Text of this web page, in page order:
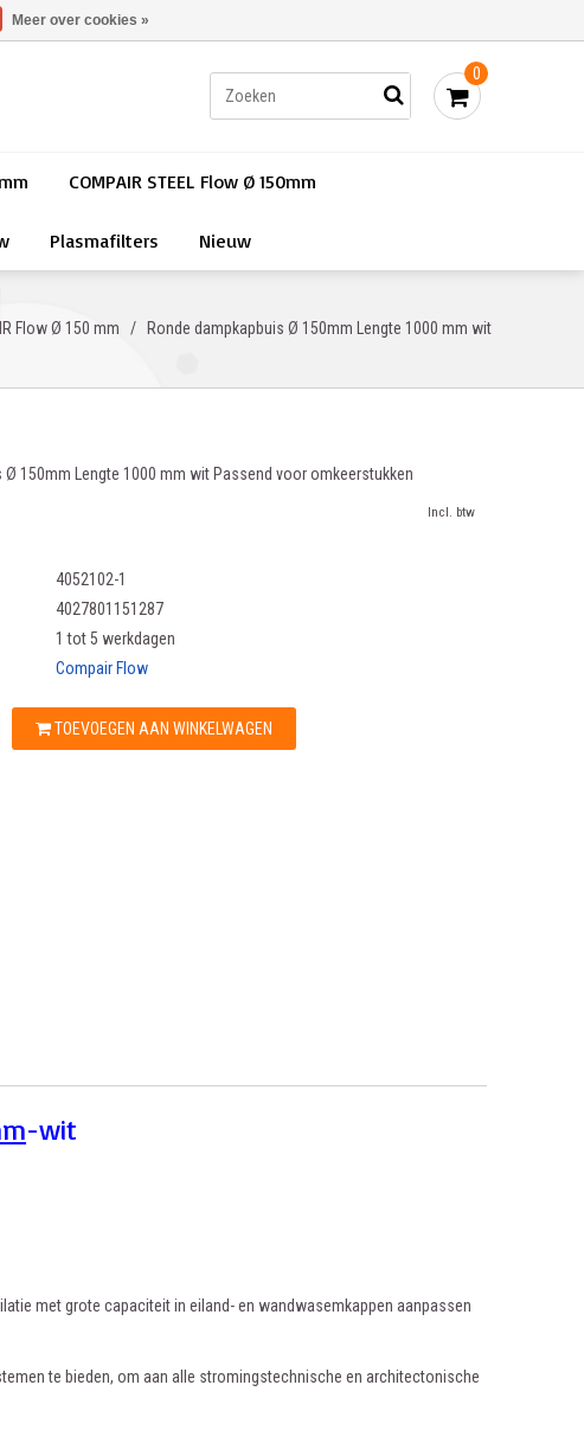
0
COMPAIR STEEL Flow Ø 150mm
Plasmafilters Nieuw
Flow Ø 150 mm / Ronde dampkapbuis Ø 150mm Lengte 1000 mm wit
Ø 150mm Lengte 1000 mm wit Passend voor omkeerstukken
Incl. btw
4052102-1
4027801151287
1 tot 5 werkdagen
Compair Flow
TOEVOEGEN AAN WINKELWAGEN
-wit
met grote capaciteit in eiland- en wandwasemkappen aanpassen
te bieden, om aan alle stromingstechnische en architectonische
Meer over cookies »